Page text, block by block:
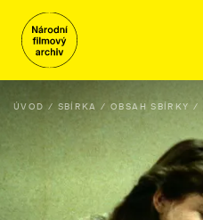
ÚVOD SBÍRKA OBSAH SBÍRKY